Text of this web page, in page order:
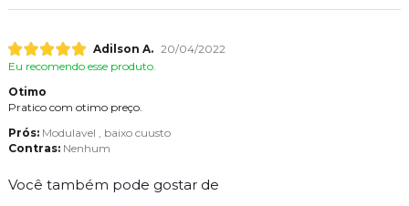
Adilson A. 20/04/2022
Eu recomendo esse produto.
Otimo
Pratico com otimo preço.
Prós: Modulavel , baixo cuusto
Contras: Nenhum
Você também pode gostar de